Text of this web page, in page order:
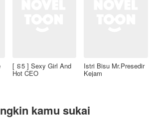
[ ៜ5 ] Sexy Girl And
Hot CEO
Istri Bisu Mr.Presedir
Kejam
kamu sukai